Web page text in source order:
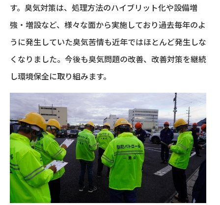
す。臭気対策は、処理方法のハイブリット化や設備増
強・増設など、様々な面から実施しており過去毎年のよ
うに発生していた臭気苦情も近年ではほとんど発生しな
くなりました。今後も臭気問題の改善、改善対策を継続
し環境保全に取り組みます。